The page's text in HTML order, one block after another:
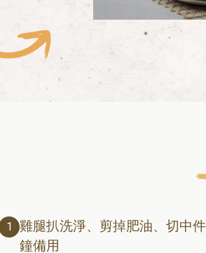
1
雞腿扒洗淨、剪掉肥油、切中
鐘備用